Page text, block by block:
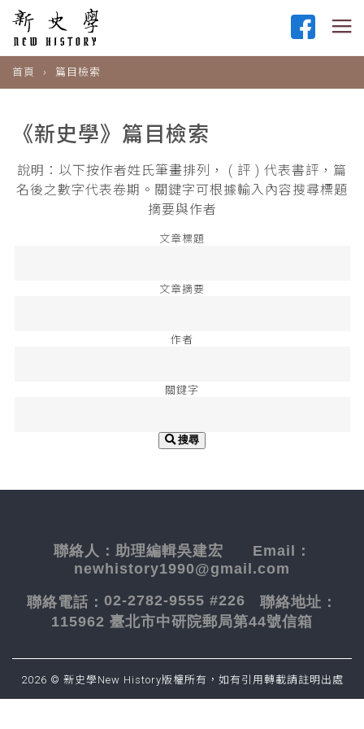
首頁 篇目檢索
《新史學》篇目檢索
說明：以下按作者姓氏筆畫排列， ( 評 ) 代表書評，篇
名後之數字代表卷期。關鍵字可根據輸入內容搜尋標題
摘要與作者
文章標題
文章摘要
作者
關鍵字
搜尋
聯絡人： 助理編輯吳建宏 Email：
newhistory1990@gmail.com
聯絡電話： 02-2782-9555 #226 聯絡地址：
115962 臺北市中研院郵局第44號信箱
2026 © 新史學New History版權所有，如有引用轉載請註明出處